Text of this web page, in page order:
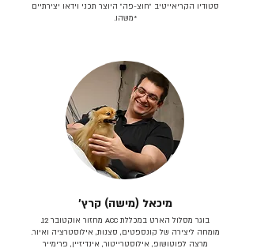
סטודיו הקריאייטיב ״חוצ-פה״ היוצר תכני וידאו יצירתיים
*משהו.
מיכאל (מישה) קרץ׳
בוגר מסלול הארט במכללת ACC מחזור אוקטובר 12.
מומחה ליצירה של קונספטים, סצנות, אילוסטרציה ואיור.
מרצה לפוטושופ, אילוסטרייטור, אינדיזיין, פרימייר